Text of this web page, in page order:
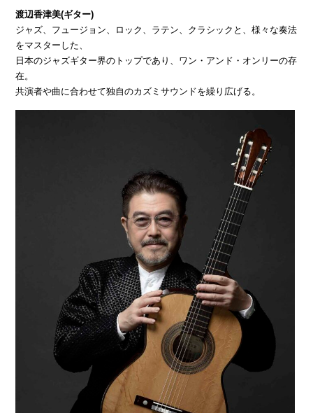
渡辺香津美(ギター)
ジャズ、フュージョン、ロック、ラテン、クラシックと、様々な奏法
をマスターした、
日本のジャズギター界のトップであり、ワン・アンド・オンリーの存
在。
共演者や曲に合わせて独自のカズミサウンドを繰り広げる。